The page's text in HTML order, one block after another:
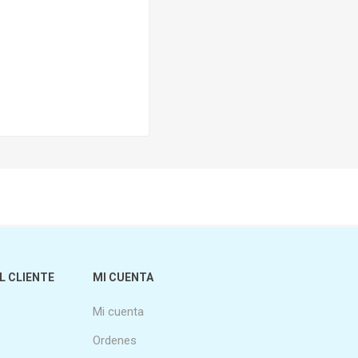
CLIENTE MI CUENTA
Mi cuenta
Ordenes